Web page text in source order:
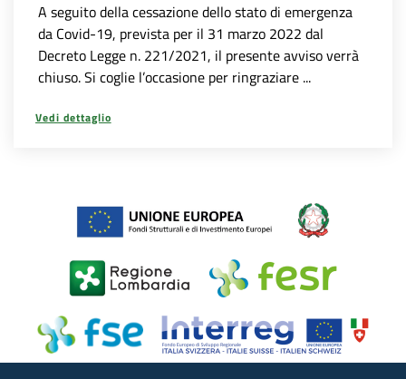
A seguito della cessazione dello stato di emergenza
da Covid-19, prevista per il 31 marzo 2022 dal
Decreto Legge n. 221/2021, il presente avviso verrà
chiuso. Si coglie l’occasione per ringraziare ...
Vedi dettaglio